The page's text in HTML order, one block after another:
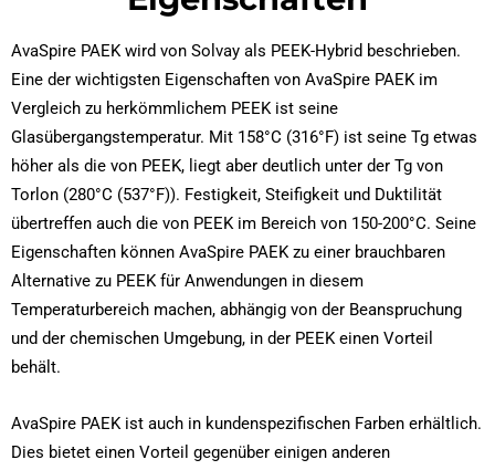
AvaSpire PAEK wird von Solvay als PEEK-Hybrid beschrieben.
Eine der wichtigsten Eigenschaften von AvaSpire PAEK im
Vergleich zu herkömmlichem PEEK ist seine
Glasübergangstemperatur. Mit 158°C (316°F) ist seine Tg etwas
höher als die von PEEK, liegt aber deutlich unter der Tg von
Torlon (280°C (537°F)). Festigkeit, Steifigkeit und Duktilität
übertreffen auch die von PEEK im Bereich von 150-200°C. Seine
Eigenschaften können AvaSpire PAEK zu einer brauchbaren
Alternative zu PEEK für Anwendungen in diesem
Temperaturbereich machen, abhängig von der Beanspruchung
und der chemischen Umgebung, in der PEEK einen Vorteil
behält.
AvaSpire PAEK ist auch in kundenspezifischen Farben erhältlich.
Dies bietet einen Vorteil gegenüber einigen anderen